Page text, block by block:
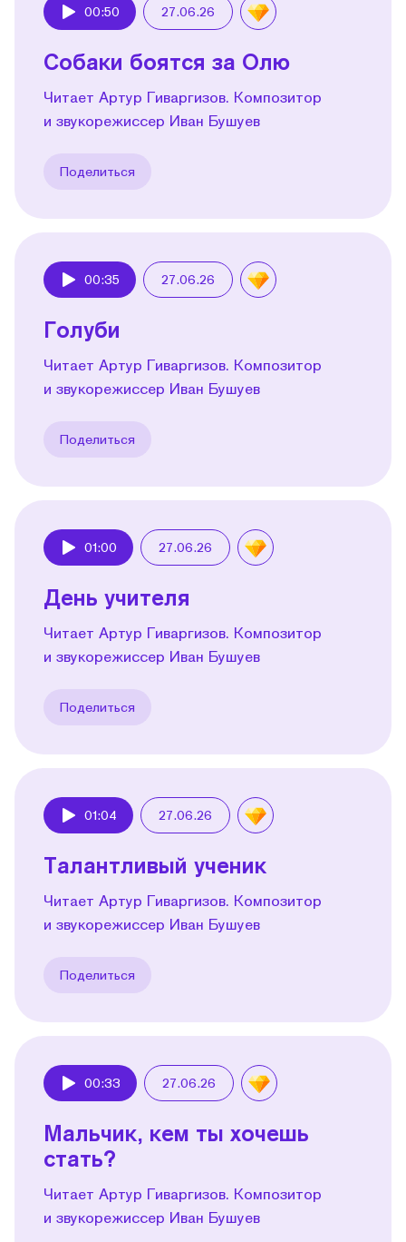
00:50 27.06.26
Собаки боятся за Олю
Читает Артур Гиваргизов. Композитор
и звукорежиссер Иван Бушуев
Поделиться
00:35 27.06.26
Голуби
Читает Артур Гиваргизов. Композитор
и звукорежиссер Иван Бушуев
Поделиться
01:00 27.06.26
День учителя
Читает Артур Гиваргизов. Композитор
и звукорежиссер Иван Бушуев
Поделиться
01:04 27.06.26
Талантливый ученик
Читает Артур Гиваргизов. Композитор
и звукорежиссер Иван Бушуев
Поделиться
00:33 27.06.26
Мальчик, кем ты хочешь
стать?
Читает Артур Гиваргизов. Композитор
и звукорежиссер Иван Бушуев